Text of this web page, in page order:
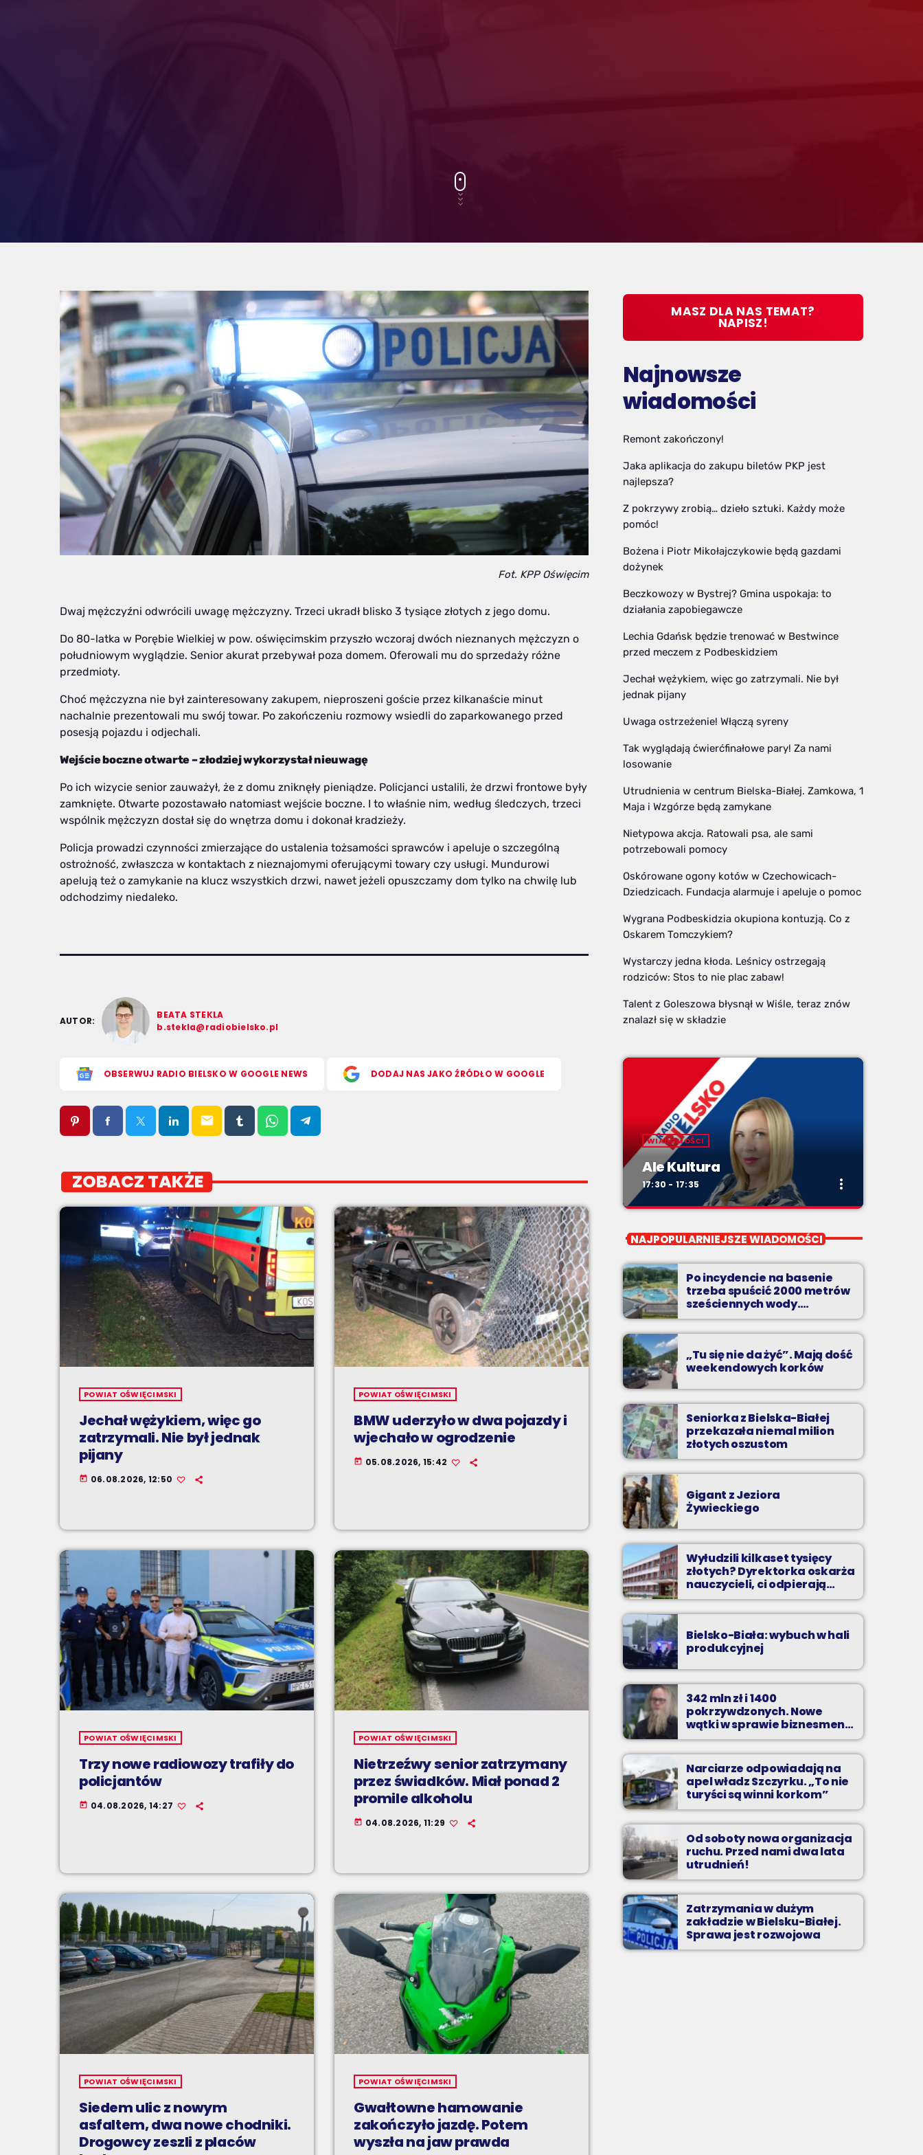
Fot. KPP Oświęcim
Dwaj mężczyźni odwrócili uwagę mężczyzny. Trzeci ukradł blisko 3 tysiące złotych z jego domu.
Do 80-latka w Porębie Wielkiej w pow. oświęcimskim przyszło wczoraj dwóch nieznanych mężczyzn o
południowym wyglądzie. Senior akurat przebywał poza domem. Oferowali mu do sprzedaży różne
przedmioty.
Choć mężczyzna nie był zainteresowany zakupem, nieproszeni goście przez kilkanaście minut
nachalnie prezentowali mu swój towar. Po zakończeniu rozmowy wsiedli do zaparkowanego przed
posesją pojazdu i odjechali.
Wejście boczne otwarte – złodziej wykorzystał nieuwagę
Po ich wizycie senior zauważył, że z domu zniknęły pieniądze. Policjanci ustalili, że drzwi frontowe były
zamknięte. Otwarte pozostawało natomiast wejście boczne. I to właśnie nim, według śledczych, trzeci
wspólnik mężczyzn dostał się do wnętrza domu i dokonał kradzieży.
Policja prowadzi czynności zmierzające do ustalenia tożsamości sprawców i apeluje o szczególną
ostrożność, zwłaszcza w kontaktach z nieznajomymi oferującymi towary czy usługi. Mundurowi
apelują też o zamykanie na klucz wszystkich drzwi, nawet jeżeli opuszczamy dom tylko na chwilę lub
odchodzimy niedaleko.
AUTOR:
BEATA STEKLA
b.stekla@radiobielsko.pl
OBSERWUJ RADIO BIELSKO W GOOGLE NEWS DODAJ NAS JAKO ŹRÓDŁO W GOOGLE
email
ZOBACZ TAKŻE
POWIAT OŚWIĘCIMSKI
Jechał wężykiem, więc go
zatrzymali. Nie był jednak
pijany
today 06.08.2026, 12:50
POWIAT OŚWIĘCIMSKI
BMW uderzyło w dwa pojazdy i
wjechało w ogrodzenie
today 05.08.2026, 15:42
POWIAT OŚWIĘCIMSKI
Trzy nowe radiowozy trafiły do
policjantów
today 04.08.2026, 14:27
POWIAT OŚWIĘCIMSKI
Nietrzeźwy senior zatrzymany
przez świadków. Miał ponad 2
promile alkoholu
today 04.08.2026, 11:29
POWIAT OŚWIĘCIMSKI
Siedem ulic z nowym
asfaltem, dwa nowe chodniki.
Drogowcy zeszli z placów
POWIAT OŚWIĘCIMSKI
Gwałtowne hamowanie
zakończyło jazdę. Potem
wyszła na jaw prawda
MASZ DLA NAS TEMAT?
NAPISZ!
Najnowsze
wiadomości
Remont zakończony!
Jaka aplikacja do zakupu biletów PKP jest
najlepsza?
Z pokrzywy zrobią… dzieło sztuki. Każdy może
pomóc!
Bożena i Piotr Mikołajczykowie będą gazdami
dożynek
Beczkowozy w Bystrej? Gmina uspokaja: to
działania zapobiegawcze
Lechia Gdańsk będzie trenować w Bestwince
przed meczem z Podbeskidziem
Jechał wężykiem, więc go zatrzymali. Nie był
jednak pijany
Uwaga ostrzeżenie! Włączą syreny
Tak wyglądają ćwierćfinałowe pary! Za nami
losowanie
Utrudnienia w centrum Bielska-Białej. Zamkowa, 1
Maja i Wzgórze będą zamykane
Nietypowa akcja. Ratowali psa, ale sami
potrzebowali pomocy
Oskórowane ogony kotów w Czechowicach-
Dziedzicach. Fundacja alarmuje i apeluje o pomoc
Wygrana Podbeskidzia okupiona kontuzją. Co z
Oskarem Tomczykiem?
Wystarczy jedna kłoda. Leśnicy ostrzegają
rodziców: Stos to nie plac zabaw!
Talent z Goleszowa błysnął w Wiśle, teraz znów
znalazł się w składzie
WIADOMOŚCI
Ale Kultura
17:30 - 17:35 more_vert
Ale Kultura
Teatr, kino, muzyka, sztuka - czyli wszystko
to, co interesuje kulturalnego człowieka.
NAJPOPULARNIEJSZE WIADOMOŚCI
Po incydencie na basenie
trzeba spuścić 2000 metrów
sześciennych wody.
„Ogromne koszty i ogromna
praca”
„Tu się nie da żyć”. Mają dość
weekendowych korków
Seniorka z Bielska-Białej
przekazała niemal milion
złotych oszustom
Gigant z Jeziora
Żywieckiego
Wyłudzili kilkaset tysięcy
złotych? Dyrektorka oskarża
nauczycieli, ci odpierają
zarzuty
Bielsko-Biała: wybuch w hali
produkcyjnej
342 mln zł i 1400
pokrzywdzonych. Nowe
wątki w sprawie biznesmena
z Bielska-Białej
Narciarze odpowiadają na
apel władz Szczyrku. „To nie
turyści są winni korkom”
Od soboty nowa organizacja
ruchu. Przed nami dwa lata
utrudnień!
Zatrzymania w dużym
zakładzie w Bielsku-Białej.
Sprawa jest rozwojowa